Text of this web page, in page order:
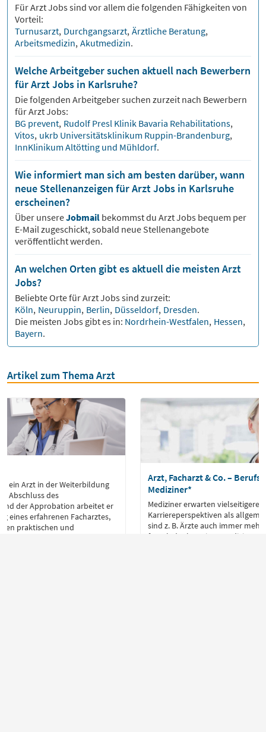
FürArztJobs sind vor allem die folgenden Fähigkeiten von
Vorteil:
Turnusarzt, Durchgangsarzt, Ärztliche Beratung,
Arbeitsmedizin, Akutmedizin.
Welche Arbeitgeber suchen aktuell nach Bewerbern
für Arzt Jobs in Karlsruhe?
Die folgenden Arbeitgeber suchen zurzeit nach Bewerbern
fürArztJobs:
BG prevent, Rudolf Presl Klinik Bavaria Rehabilitations,
Vitos, ukrb Universitätsklinikum Ruppin-Brandenburg,
InnKlinikum Altötting und Mühldorf.
Wie informiert man sich am besten darüber, wann
neue Stellenanzeigen für Arzt Jobs in Karlsruhe
erscheinen?
Über unsereJobmail bekommst du ArztJobs bequem per
E-Mail zugeschickt, sobald neue Stellenangebote
veröffentlicht werden.
An welchen Orten gibt es aktuell die meisten Arzt
Jobs?
Beliebte Orte fürArztJobs sind zurzeit:
Köln, Neuruppin, Berlin, Düsseldorf, Dresden.
Die meisten Jobs gibt es in: Nordrhein-Westfalen, Hessen,
Bayern.
Artikel zum Thema Arzt
ein Arzt in der Weiterbildung
Abschluss des
der Approbation arbeitet er
eines erfahrenen Facharztes,
praktischen und
Arzt, Facharzt & Co. –
Mediziner*
Mediziner erwarten vielseitigere
Karriereperspektiven als
sind z. B. Ärzte auch immer
fernab der kurativen Medizin